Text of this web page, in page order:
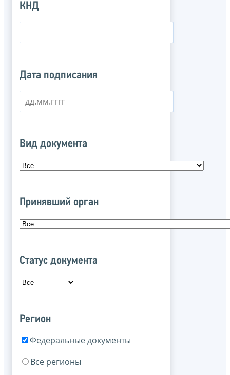
КНД
Дата подписания
Вид документа
Принявший орган
Статус документа
Регион
Федеральные документы
Все регионы